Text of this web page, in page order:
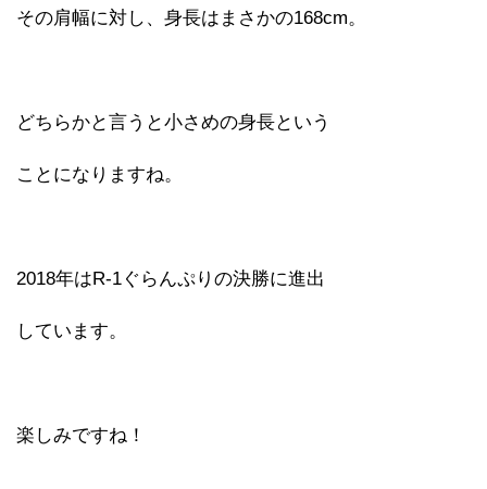
その肩幅に対し、身長はまさかの168cm。
どちらかと言うと小さめの身長という
ことになりますね。
2018年はR-1ぐらんぷりの決勝に進出
しています。
楽しみですね！